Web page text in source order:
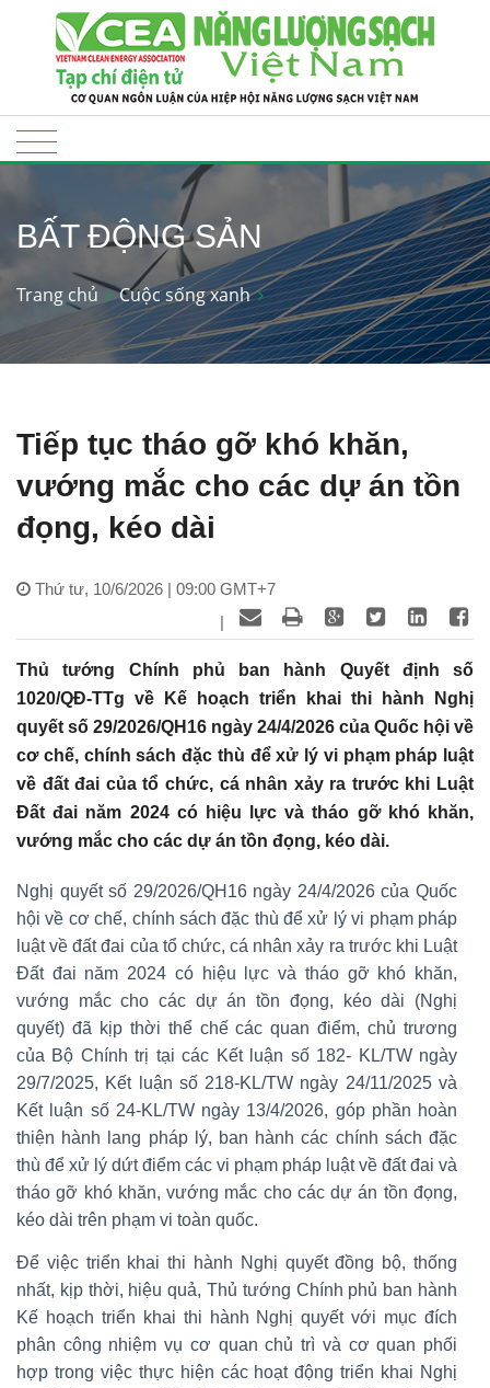
BẤT ĐỘNG SẢN
Trang chủ Cuộc sống xanh
Tiếp tục tháo gỡ khó khăn,
vướng mắc cho các dự án tồn
đọng, kéo dài
Thứ tư, 10/6/2026 | 09:00 GMT+7
|
Thủ tướng Chính phủ ban hành Quyết định số
1020/QĐ-TTg về Kế hoạch triển khai thi hành Nghị
quyết số 29/2026/QH16 ngày 24/4/2026 của Quốc hội về
cơ chế, chính sách đặc thù để xử lý vi phạm pháp luật
về đất đai của tổ chức, cá nhân xảy ra trước khi Luật
Đất đai năm 2024 có hiệu lực và tháo gỡ khó khăn,
vướng mắc cho các dự án tồn đọng, kéo dài.
Nghị quyết số 29/2026/QH16 ngày 24/4/2026 của Quốc
hội về cơ chế, chính sách đặc thù để xử lý vi phạm pháp
luật về đất đai của tổ chức, cá nhân xảy ra trước khi Luật
Đất đai năm 2024 có hiệu lực và tháo gỡ khó khăn,
vướng mắc cho các dự án tồn đọng, kéo dài (Nghị
quyết) đã kịp thời thể chế các quan điểm, chủ trương
của Bộ Chính trị tại các Kết luận số 182- KL/TW ngày
29/7/2025, Kết luận số 218-KL/TW ngày 24/11/2025 và
Kết luận số 24-KL/TW ngày 13/4/2026, góp phần hoàn
thiện hành lang pháp lý, ban hành các chính sách đặc
thù để xử lý dứt điểm các vi phạm pháp luật về đất đai và
tháo gỡ khó khăn, vướng mắc cho các dự án tồn đọng,
kéo dài trên phạm vi toàn quốc.
Để việc triển khai thi hành Nghị quyết đồng bộ, thống
nhất, kịp thời, hiệu quả, Thủ tướng Chính phủ ban hành
Kế hoạch triển khai thi hành Nghị quyết với mục đích
phân công nhiệm vụ cơ quan chủ trì và cơ quan phối
hợp trong việc thực hiện các hoạt động triển khai Nghị